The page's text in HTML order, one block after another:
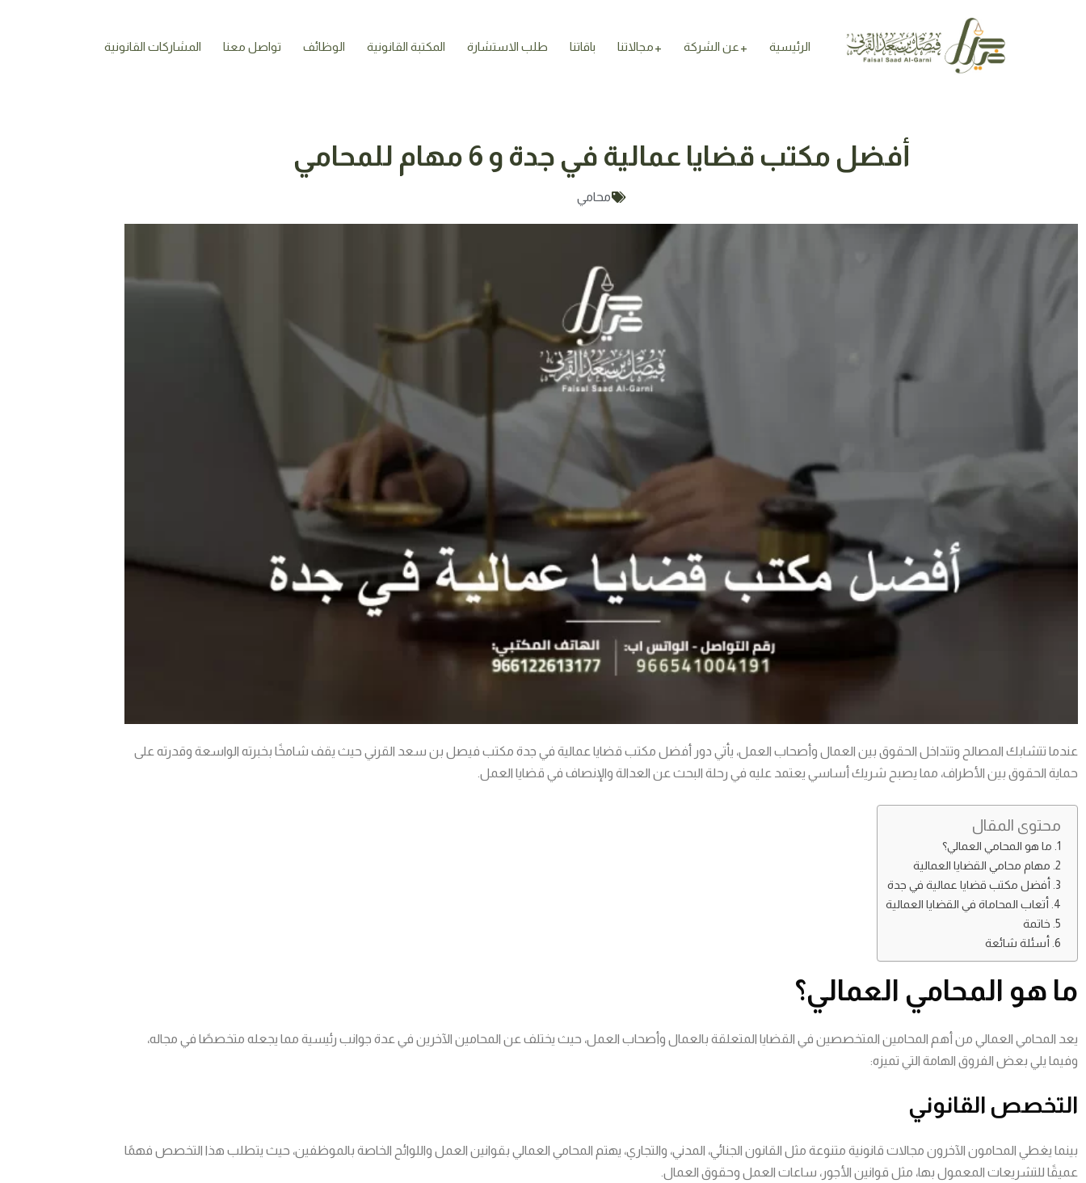
الرئيسية عن الشركة مجالاتنا باقاتنا طلب الاستشارة المكتبة القانونية الوظائف تواصل معنا المشاركات القانونية
أفضل مكتب قضايا عمالية في جدة و 6 مهام للمحامي
محامي
عندما تتشابك المصالح وتتداخل الحقوق بين العمال وأصحاب العمل، يأتي دور أفضل مكتب قضايا عمالية في جدة مكتب فيصل بن سعد القرني حيث يقف شامخًا بخبرته الواسعة وقدرته على
حماية الحقوق بين الأطراف، مما يصبح شريك أساسي يعتمد عليه في رحلة البحث عن العدالة والإنصاف في قضايا العمل.
محتوى المقال
ما هو المحامي العمالي؟
مهام محامي القضايا العمالية
أفضل مكتب قضايا عمالية في جدة
أتعاب المحاماة في القضايا العمالية
خاتمة
أسئلة شائعة
ما هو المحامي العمالي؟
يعد المحامي العمالي من أهم المحامين المتخصصين في القضايا المتعلقة بالعمال وأصحاب العمل، حيث يختلف عن المحامين الآخرين في عدة جوانب رئيسية مما يجعله متخصصًا في مجاله،
وفيما يلي بعض الفروق الهامة التي تميزه:
التخصص القانوني
بينما يغطي المحامون الآخرون مجالات قانونية متنوعة مثل القانون الجنائي، المدني، والتجاري، يهتم المحامي العمالي بقوانين العمل واللوائح الخاصة بالموظفين، حيث يتطلب هذا التخصص فهمًا
عميقًا للتشريعات المعمول بها، مثل قوانين الأجور، ساعات العمل وحقوق العمال.